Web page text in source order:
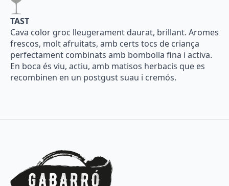
TAST
Cava color groc lleugerament daurat, brillant. Aromes
frescos, molt afruitats, amb certs tocs de criança
perfectament combinats amb bombolla fina i activa.
En boca és viu, actiu, amb matisos herbacis que es
recombinen en un postgust suau i cremós.